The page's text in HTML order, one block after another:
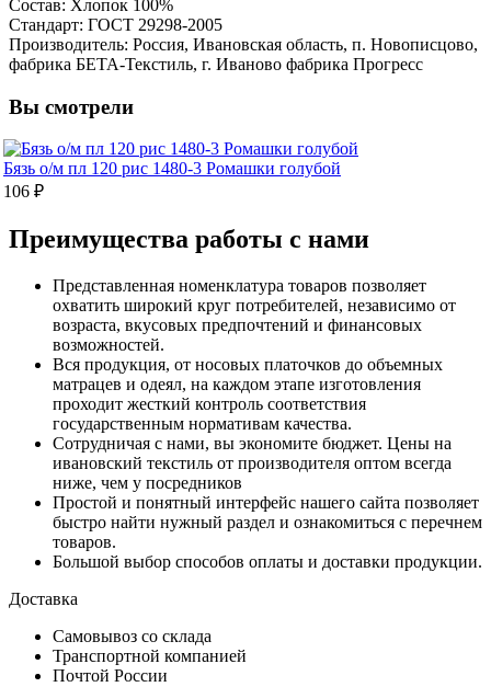
Состав: Хлопок 100%
Стандарт: ГОСТ 29298-2005
Производитель: Россия, Ивановская область, п. Новописцово,
фабрика БЕТА-Текстиль, г. Иваново фабрика Прогресс
Вы смотрели
Бязь о/м пл 120 рис 1480-3 Ромашки голубой
106 ₽
Преимущества работы с нами
Представленная номенклатура товаров позволяет
охватить широкий круг потребителей, независимо от
возраста, вкусовых предпочтений и финансовых
возможностей.
Вся продукция, от носовых платочков до объемных
матрацев и одеял, на каждом этапе изготовления
проходит жесткий контроль соответствия
государственным нормативам качества.
Сотрудничая с нами, вы экономите бюджет. Цены на
ивановский текстиль от производителя оптом всегда
ниже, чем у посредников
Простой и понятный интерфейс нашего сайта позволяет
быстро найти нужный раздел и ознакомиться с перечнем
товаров.
Большой выбор способов оплаты и доставки продукции.
Доставка
Самовывоз со склада
Транспортной компанией
Почтой России